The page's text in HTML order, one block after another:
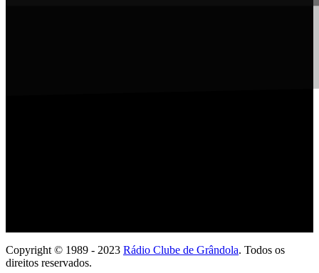
Copyright © 1989 - 2023 Rádio Clube de Grândola. Todos os
direitos reservados.